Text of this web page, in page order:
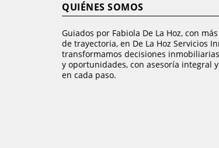
QUIÉNES SOMOS
Guiados por Fabiola De La Hoz, con
de trayectoria, en De La Hoz Servicios
transformamos decisiones
y oportunidades, con asesoría integral
en cada paso.